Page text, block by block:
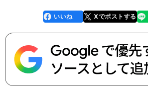
faceboo
k
いいね Xでポストする
line